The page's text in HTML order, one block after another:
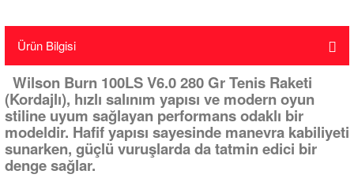
Ürün Bilgisi
Wilson Burn 100LS V6.0 280 Gr Tenis Raketi
(Kordajlı), hızlı salınım yapısı ve modern oyun
stiline uyum sağlayan performans odaklı bir
modeldir. Hafif yapısı sayesinde manevra kabiliyeti
sunarken, güçlü vuruşlarda da tatmin edici bir
denge sağlar.